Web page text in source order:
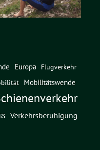
Europa Flugverkehr
Mobilitätswende
Verkehrsberuhigung